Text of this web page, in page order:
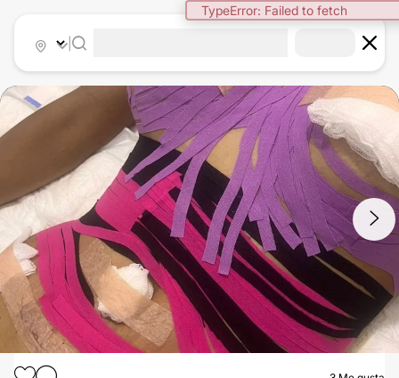
TypeError: Failed to fetch